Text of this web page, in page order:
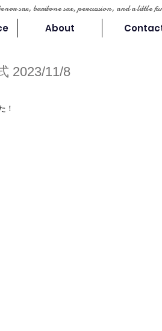
sax, baritone sax, percussion, and a little
About
2023/11/8
！